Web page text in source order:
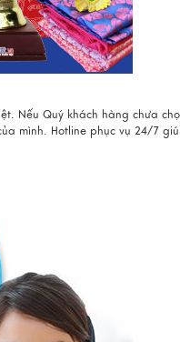
Nếu Quý khách hàng chưa
mình. Hotline phục vụ 24/7